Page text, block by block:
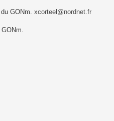
GONm. xcorteel@nordnet.fr